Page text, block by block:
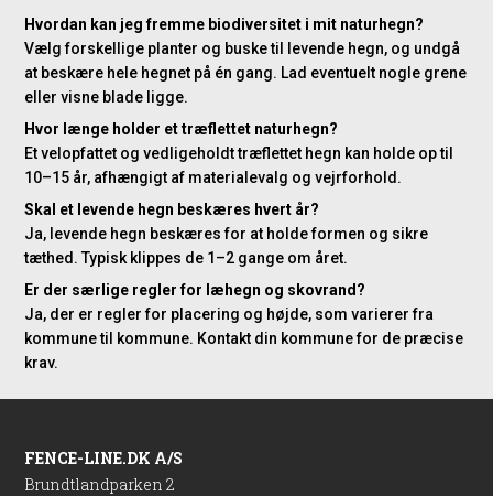
Hvordan kan jeg fremme biodiversitet i mit naturhegn?
Vælg forskellige planter og buske til levende hegn, og undgå
at beskære hele hegnet på én gang. Lad eventuelt nogle grene
eller visne blade ligge.
Hvor længe holder et træflettet naturhegn?
Et velopfattet og vedligeholdt træflettet hegn kan holde op til
10–15 år, afhængigt af materialevalg og vejrforhold.
Skal et levende hegn beskæres hvert år?
Ja, levende hegn beskæres for at holde formen og sikre
tæthed. Typisk klippes de 1–2 gange om året.
Er der særlige regler for læhegn og skovrand?
Ja, der er regler for placering og højde, som varierer fra
kommune til kommune. Kontakt din kommune for de præcise
krav.
FENCE-LINE.DK A/S
Brundtlandparken 2